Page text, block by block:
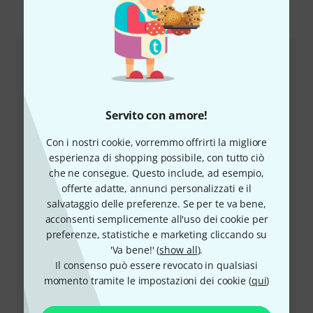
Servito con amore!
Con i nostri cookie, vorremmo offrirti la migliore
esperienza di shopping possibile, con tutto ciò
che ne consegue. Questo include, ad esempio,
offerte adatte, annunci personalizzati e il
salvataggio delle preferenze. Se per te va bene,
acconsenti semplicemente all'uso dei cookie per
preferenze, statistiche e marketing cliccando su
'Va bene!' (show all).
Il consenso può essere revocato in qualsiasi
momento tramite le impostazioni dei cookie (qui)
Come contattarci
Servizio Clienti Italia
+39-0636154709
Il nostro servizio clienti è a disposizione in caso di
domande o problemi dopo l'acquisto.
Prepara il tuo numero cliente